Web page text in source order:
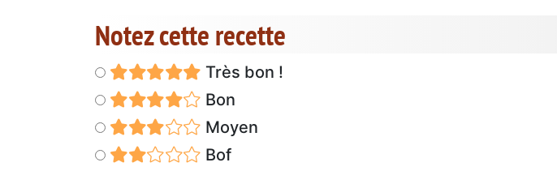
Notez cette recette
Très bon !
Bon
Moyen
Bof